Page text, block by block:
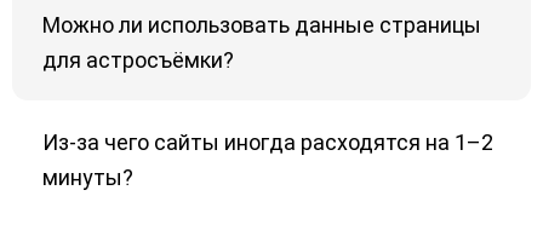
Можно ли использовать данные страницы
для астросъёмки?
Из-за чего сайты иногда расходятся на 1–2
минуты?